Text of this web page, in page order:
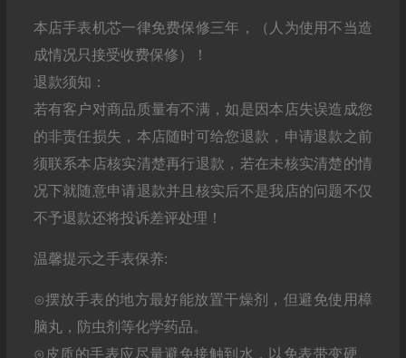
本店手表机芯一律免费保修三年，（人为使用不当造
成情况只接受收费保修）！
退款须知：
若有客户对商品质量有不满，如是因本店失误造成您
的非责任损失，本店随时可给您退款，申请退款之前
须联系本店核实清楚再行退款，若在未核实清楚的情
况下就随意申请退款并且核实后不是我店的问题不仅
不予退款还将投诉差评处理！
温馨提示之手表保养:
⊙摆放手表的地方最好能放置干燥剂，但避免使用樟
脑丸，防虫剂等化学药品。
⊙皮质的手表应尽量避免接触到水，以免表带变硬、